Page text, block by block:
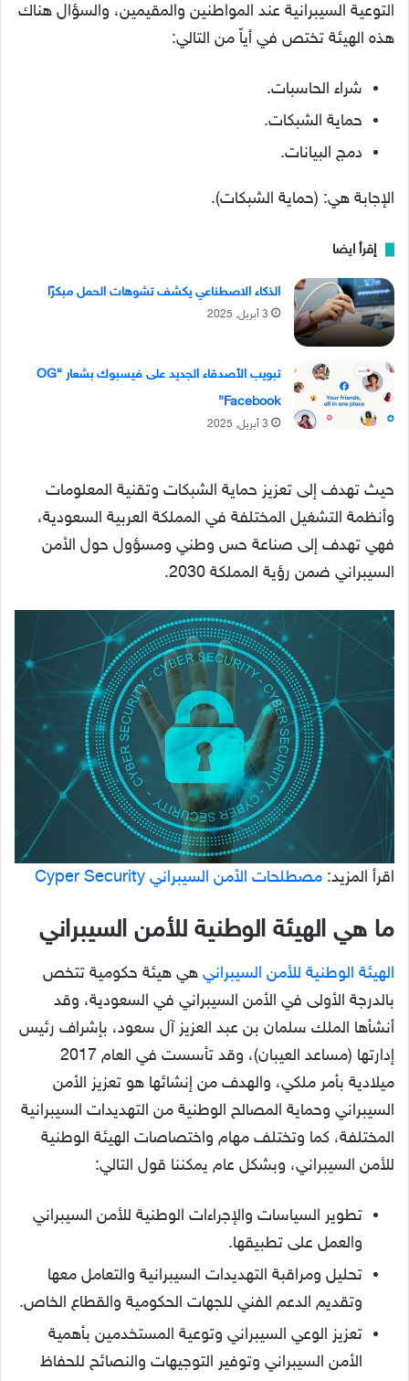
التوعية السيبرانية عند المواطنين والمقيمين، والسؤال هناك
هذه الهيئة تختص في أياً من التالي:
شراء الحاسبات.
حماية الشبكات.
دمج البيانات.
الإجابة هي: (حماية الشبكات).
إقرأ ايضا
الذكاء الاصطناعي يكشف تشوهات الحمل مبكرًا
3 أبريل, 2025
تبويب الأصدقاء الجديد على فيسبوك بشعار “OG
Facebook”
3 أبريل, 2025
حيث تهدف إلى تعزيز حماية الشبكات وتقنية المعلومات
وأنظمة التشغيل المختلفة في المملكة العربية السعودية،
فهي تهدف إلى صناعة حس وطني ومسؤول حول الأمن
السيبراني ضمن رؤية المملكة 2030.
اقرأ المزيد: مصطلحات الأمن السيبراني Cyper Security
ما هي الهيئة الوطنية للأمن السيبراني
الهيئة الوطنية للأمن السيبراني هي هيئة حكومية تتخص
بالدرجة الأولى في الأمن السيبراني في السعودية، وقد
أنشأها الملك سلمان بن عبد العزيز آل سعود، بإشراف رئيس
إدارتها (مساعد العيبان)، وقد تأسست في العام 2017
ميلادية بأمر ملكي، والهدف من إنشائها هو تعزيز الأمن
السيبراني وحماية المصالح الوطنية من التهديدات السيبرانية
المختلفة، كما وتختلف مهام واختصاصات الهيئة الوطنية
للأمن السيبراني، وبشكل عام يمكننا قول التالي:
تطوير السياسات والإجراءات الوطنية للأمن السيبراني
والعمل على تطبيقها.
تحليل ومراقبة التهديدات السيبرانية والتعامل معها
وتقديم الدعم الفني للجهات الحكومية والقطاع الخاص.
تعزيز الوعي السيبراني وتوعية المستخدمين بأهمية
الأمن السيبراني وتوفير التوجيهات والنصائح للحفاظ